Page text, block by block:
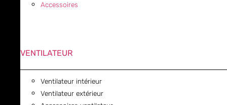
Accessoires
VENTILATEUR
Ventilateur intérieur
Ventilateur extérieur